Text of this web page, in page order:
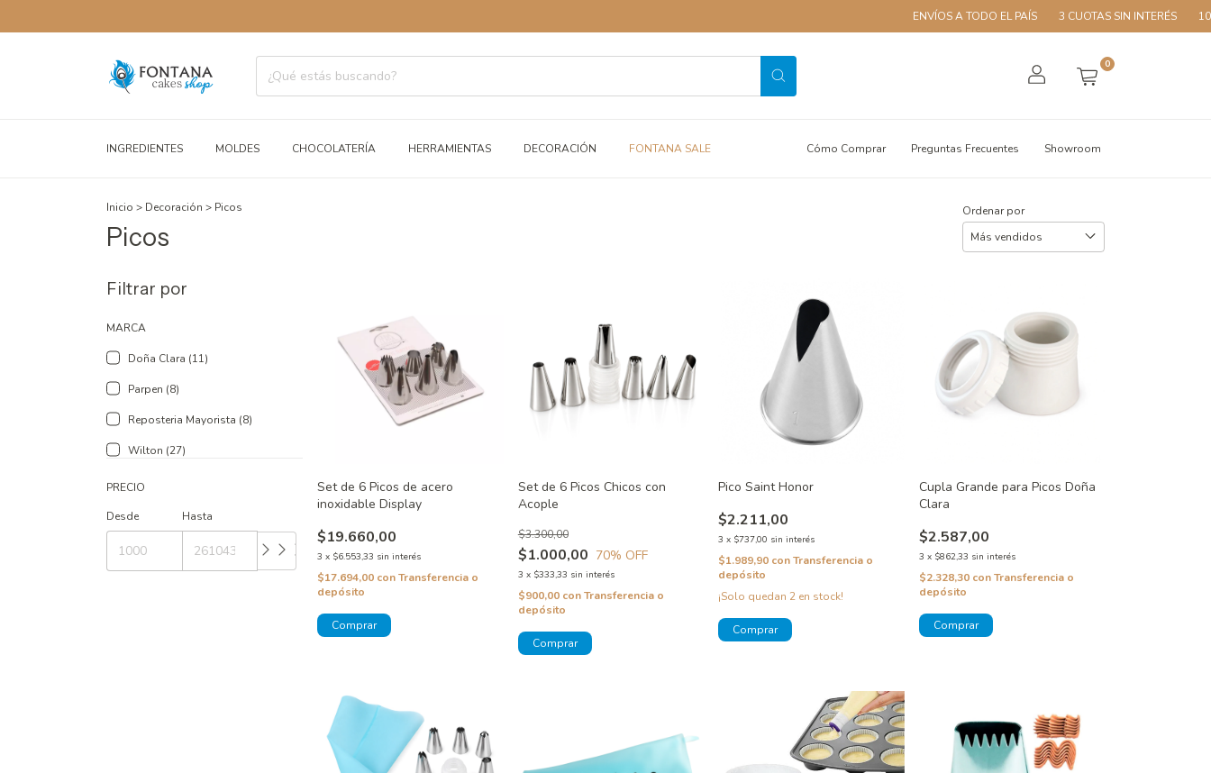
ENVÍOS A TODO EL PAÍS 3 CUOTAS SIN INTERÉS 10% OFF CON
0
INGREDIENTES MOLDES CHOCOLATERÍA HERRAMIENTAS DECORACIÓN FONTANA SALE Cómo Comprar Preguntas Frecuentes Showroom
Inicio > Decoración > Picos
Picos
Ordenar por
Filtrar por
MARCA
Doña Clara (11)
Parpen (8)
Reposteria Mayorista (8)
Wilton (27)
PRECIO
Desde
Hasta
Set de 6 Picos de acero
inoxidable Display
$19.660,00
3 x $6.553,33 sin interés
$17.694,00 con Transferencia o
depósito
Set de 6 Picos Chicos con
Acople
$1.000,00
$3.300,00
70% OFF
3 x $333,33 sin interés
$900,00 con Transferencia o
depósito
Pico Saint Honor
$2.211,00
3 x $737,00 sin interés
$1.989,90 conTransferencia o
depósito
¡Solo quedan 2 en stock!
Cupla Grande para Picos Doña
Clara
$2.587,00
3 x $862,33 sin interés
$2.328,30 con Transferencia o
depósito